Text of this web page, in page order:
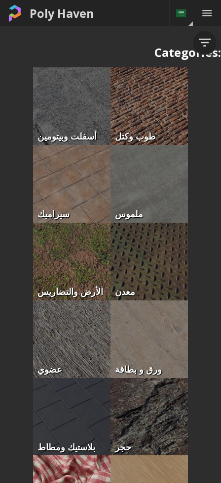
Poly Haven
Categories:
أسفلت وبيتومين طوب وكتل
سيراميك ملموس
الأرض والتضاريس معدن
عضوي ورق و بطاقة
بلاستيك ومطاط حجر